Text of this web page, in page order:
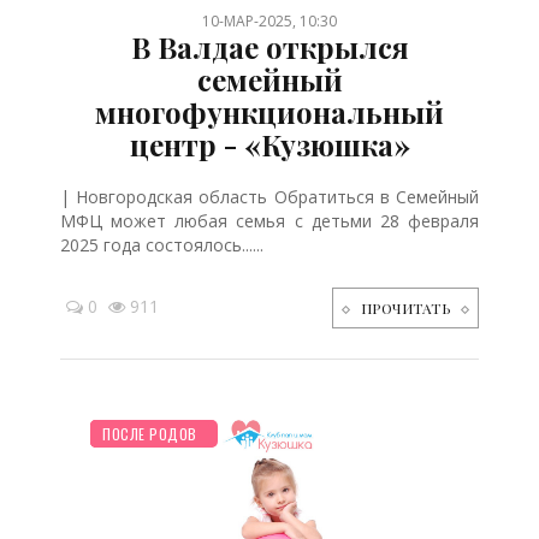
10-МАР-2025, 10:30
В Валдае открылся
семейный
многофункциональный
центр - «Кузюшка»
| Новгородская область Обратиться в Семейный
МФЦ может любая семья с детьми 28 февраля
2025 года состоялось......
0 911 ПРОЧИТАТЬ
НОВОСТИ МИРА
ПЛАНИРОВАНИЕ
ШКОЛЬНИК
ДЕТЯМ
ПОСЛЕ РОДОВ